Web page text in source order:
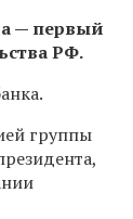
— первый
РФ.
группы